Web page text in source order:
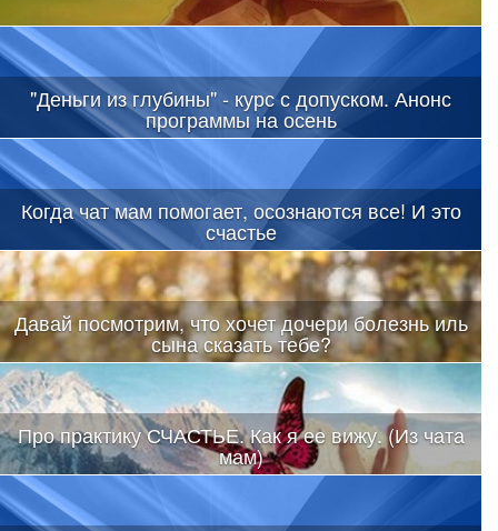
"Деньги из глубины" - курс с допуском. Анонс
программы на осень
Когда чат мам помогает, осознаются все! И это
счастье
Давай посмотрим, что хочет дочери болезнь иль
сына сказать тебе?
Про практику СЧАСТЬЕ. Как я ее вижу. (Из чата
мам)